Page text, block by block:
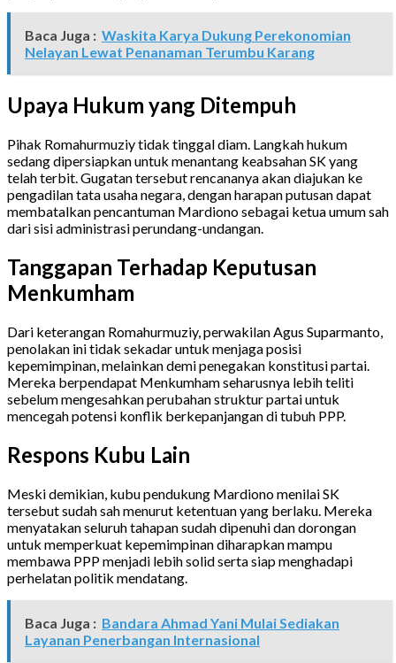
Baca Juga : Waskita Karya Dukung Perekonomian
Nelayan Lewat Penanaman Terumbu Karang
Upaya Hukum yang Ditempuh
Pihak Romahurmuziy tidak tinggal diam. Langkah hukum
sedang dipersiapkan untuk menantang keabsahan SK yang
telah terbit. Gugatan tersebut rencananya akan diajukan ke
pengadilan tata usaha negara, dengan harapan putusan dapat
membatalkan pencantuman Mardiono sebagai ketua umum sah
dari sisi administrasi perundang-undangan.
Tanggapan Terhadap Keputusan
Menkumham
Dari keterangan Romahurmuziy, perwakilan Agus Suparmanto,
penolakan ini tidak sekadar untuk menjaga posisi
kepemimpinan, melainkan demi penegakan konstitusi partai.
Mereka berpendapat Menkumham seharusnya lebih teliti
sebelum mengesahkan perubahan struktur partai untuk
mencegah potensi konflik berkepanjangan di tubuh PPP.
Respons Kubu Lain
Meski demikian, kubu pendukung Mardiono menilai SK
tersebut sudah sah menurut ketentuan yang berlaku. Mereka
menyatakan seluruh tahapan sudah dipenuhi dan dorongan
untuk memperkuat kepemimpinan diharapkan mampu
membawa PPP menjadi lebih solid serta siap menghadapi
perhelatan politik mendatang.
Baca Juga : Bandara Ahmad Yani Mulai Sediakan
Layanan Penerbangan Internasional